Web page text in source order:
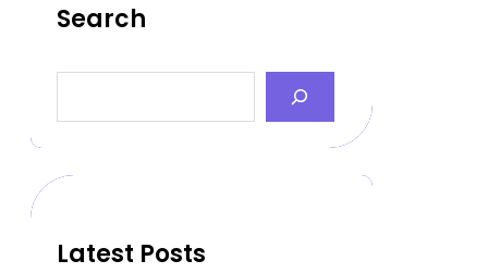
Search
a
c
Latest Posts